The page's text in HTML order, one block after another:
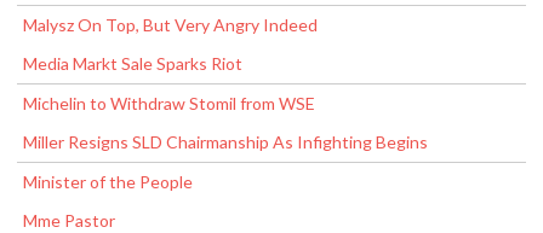
Malysz On Top, But Very Angry Indeed
Media Markt Sale Sparks Riot
Michelin to Withdraw Stomil from WSE
Miller Resigns SLD Chairmanship As Infighting Begins
Minister of the People
Mme Pastor